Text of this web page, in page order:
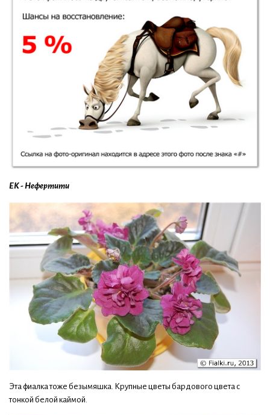
ЕК - Нефертити
Эта фиалка тоже безымяшка. Крупные цветы бардового цвета с
тонкой белой каймой.